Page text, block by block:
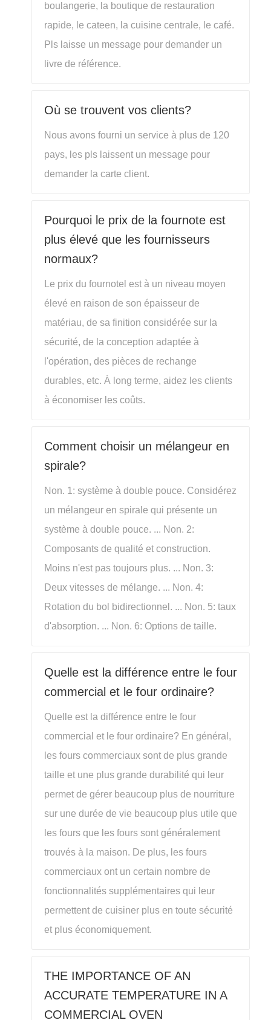
boulangerie, la boutique de restauration
rapide, le cateen, la cuisine centrale, le café.
Pls laisse un message pour demander un
livre de référence.
Où se trouvent vos clients?
Nous avons fourni un service à plus de 120
pays, les pls laissent un message pour
demander la carte client.
Pourquoi le prix de la fournote est
plus élevé que les fournisseurs
normaux?
Le prix du fournotel est à un niveau moyen
élevé en raison de son épaisseur de
matériau, de sa finition considérée sur la
sécurité, de la conception adaptée à
l'opération, des pièces de rechange
durables, etc. À long terme, aidez les clients
à économiser les coûts.
Comment choisir un mélangeur en
spirale?
Non. 1: système à double pouce. Considérez
un mélangeur en spirale qui présente un
système à double pouce. ... Non. 2:
Composants de qualité et construction.
Moins n'est pas toujours plus. ... Non. 3:
Deux vitesses de mélange. ... Non. 4:
Rotation du bol bidirectionnel. ... Non. 5: taux
d'absorption. ... Non. 6: Options de taille.
Quelle est la différence entre le four
commercial et le four ordinaire?
Quelle est la différence entre le four
commercial et le four ordinaire? En général,
les fours commerciaux sont de plus grande
taille et une plus grande durabilité qui leur
permet de gérer beaucoup plus de nourriture
sur une durée de vie beaucoup plus utile que
les fours que les fours sont généralement
trouvés à la maison. De plus, les fours
commerciaux ont un certain nombre de
fonctionnalités supplémentaires qui leur
permettent de cuisiner plus en toute sécurité
et plus économiquement.
THE IMPORTANCE OF AN
ACCURATE TEMPERATURE IN A
COMMERCIAL OVEN